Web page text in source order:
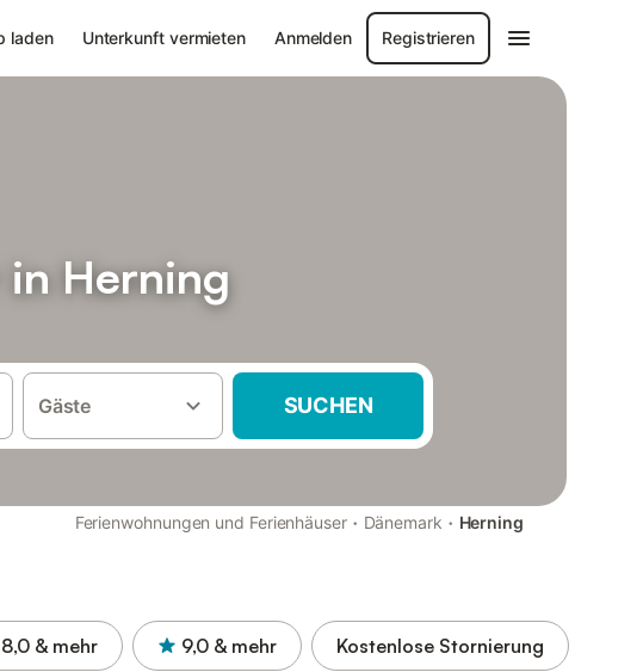
laden Unterkunft vermieten Anmelden Registrieren
in Herning
Gäste SUCHEN
Ferienwohnungen und Ferienhäuser · Dänemark · Herning
8,0 & mehr 9,0 & mehr Kostenlose Stornierung